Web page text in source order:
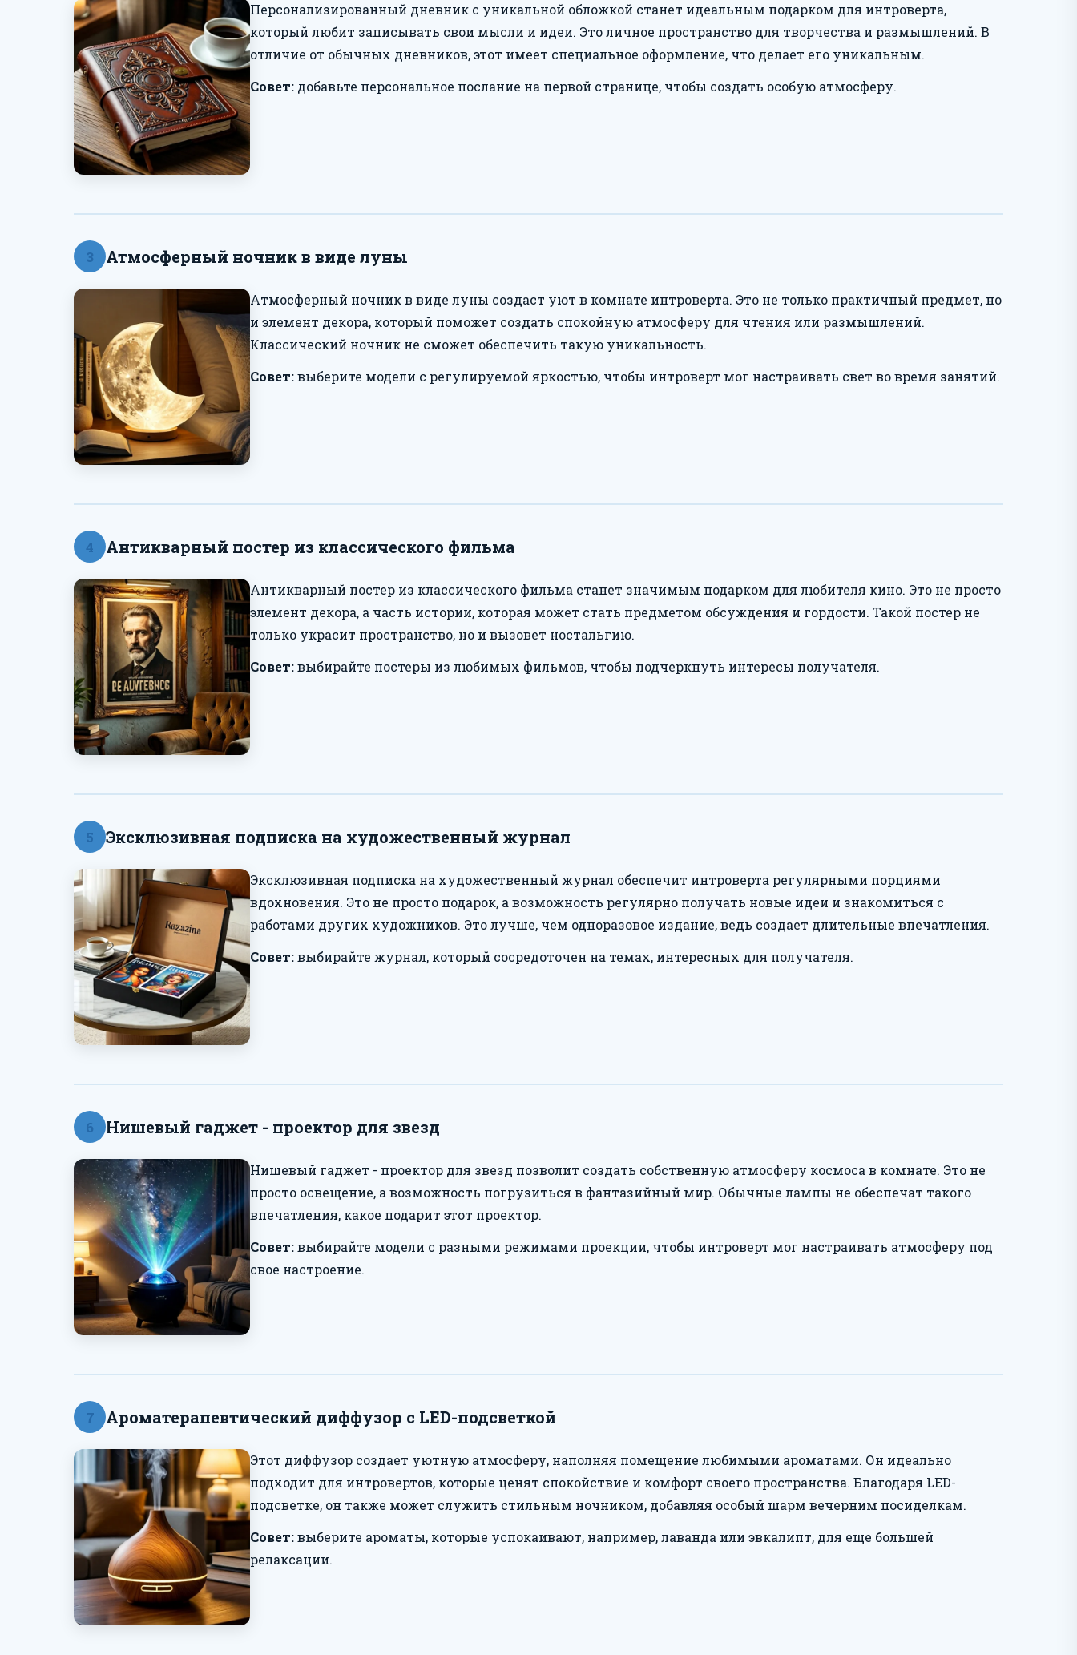
Персонализированный дневник с уникальной обложкой станет идеальным подарком для интроверта,
который любит записывать свои мысли и идеи. Это личное пространство для творчества и размышлений. В
отличие от обычных дневников, этот имеет специальное оформление, что делает его уникальным.
Совет: добавьте персональное послание на первой странице, чтобы создать особую атмосферу.
3 Атмосферный ночник в виде луны
Атмосферный ночник в виде луны создаст уют в комнате интроверта. Это не только практичный предмет, но
и элемент декора, который поможет создать спокойную атмосферу для чтения или размышлений.
Классический ночник не сможет обеспечить такую уникальность.
Совет:выберите модели с регулируемой яркостью, чтобы интроверт мог настраивать свет во время занятий.
4 Антикварный постер из классического фильма
Антикварный постер из классического фильма станет значимым подарком для любителя кино. Это не просто
элемент декора, а часть истории, которая может стать предметом обсуждения и гордости. Такой постер не
только украсит пространство, но и вызовет ностальгию.
Совет:выбирайте постеры из любимых фильмов, чтобы подчеркнуть интересы получателя.
5 Эксклюзивная подписка на художественный журнал
Эксклюзивная подписка на художественный журнал обеспечит интроверта регулярными порциями
вдохновения. Это не просто подарок, а возможность регулярно получать новые идеи и знакомиться с
работами других художников. Это лучше, чем одноразовое издание, ведь создает длительные впечатления.
Совет:выбирайте журнал, который сосредоточен на темах, интересных для получателя.
6 Нишевый гаджет - проектор для звезд
Нишевый гаджет - проектор для звезд позволит создать собственную атмосферу космоса в комнате. Это не
просто освещение, а возможность погрузиться в фантазийный мир. Обычные лампы не обеспечат такого
впечатления, какое подарит этот проектор.
Совет:выбирайте модели с разными режимами проекции, чтобы интроверт мог настраивать атмосферу под
свое настроение.
7 Ароматерапевтический диффузор с LED-подсветкой
Этот диффузор создает уютную атмосферу, наполняя помещение любимыми ароматами. Он идеально
подходит для интровертов, которые ценят спокойствие и комфорт своего пространства. Благодаря LED-
подсветке, он также может служить стильным ночником, добавляя особый шарм вечерним посиделкам.
Совет:выберите ароматы, которые успокаивают, например, лаванда или эвкалипт, для еще большей
релаксации.